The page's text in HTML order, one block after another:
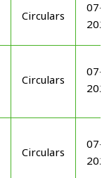
Circulars
07-
Circulars
07-
Circulars
07-